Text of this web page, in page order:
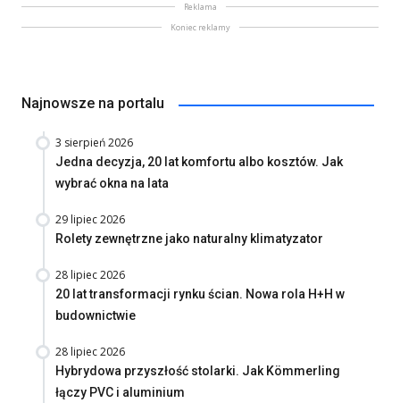
Reklama
Koniec reklamy
Najnowsze na portalu
3 sierpień 2026
Jedna decyzja, 20 lat komfortu albo kosztów. Jak
wybrać okna na lata
29 lipiec 2026
Rolety zewnętrzne jako naturalny klimatyzator
28 lipiec 2026
20 lat transformacji rynku ścian. Nowa rola H+H w
budownictwie
28 lipiec 2026
Hybrydowa przyszłość stolarki. Jak Kömmerling
łączy PVC i aluminium